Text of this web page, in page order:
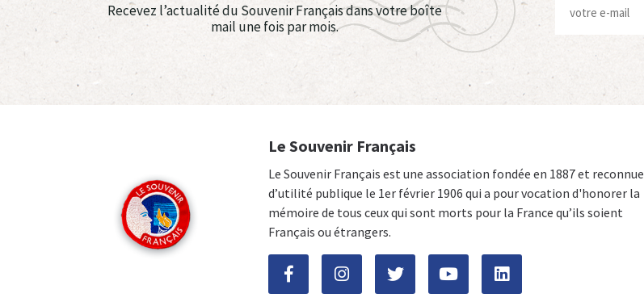
Recevez l’actualité du Souvenir Français dans votre boîte
mail une fois par mois.
Le Souvenir Français
Le Souvenir Français est une association fondée en 1887 et reconnue
d’utilité publique le 1er février 1906 qui a pour vocation d'honorer la
mémoire de tous ceux qui sont morts pour la France qu’ils soient
Français ou étrangers.